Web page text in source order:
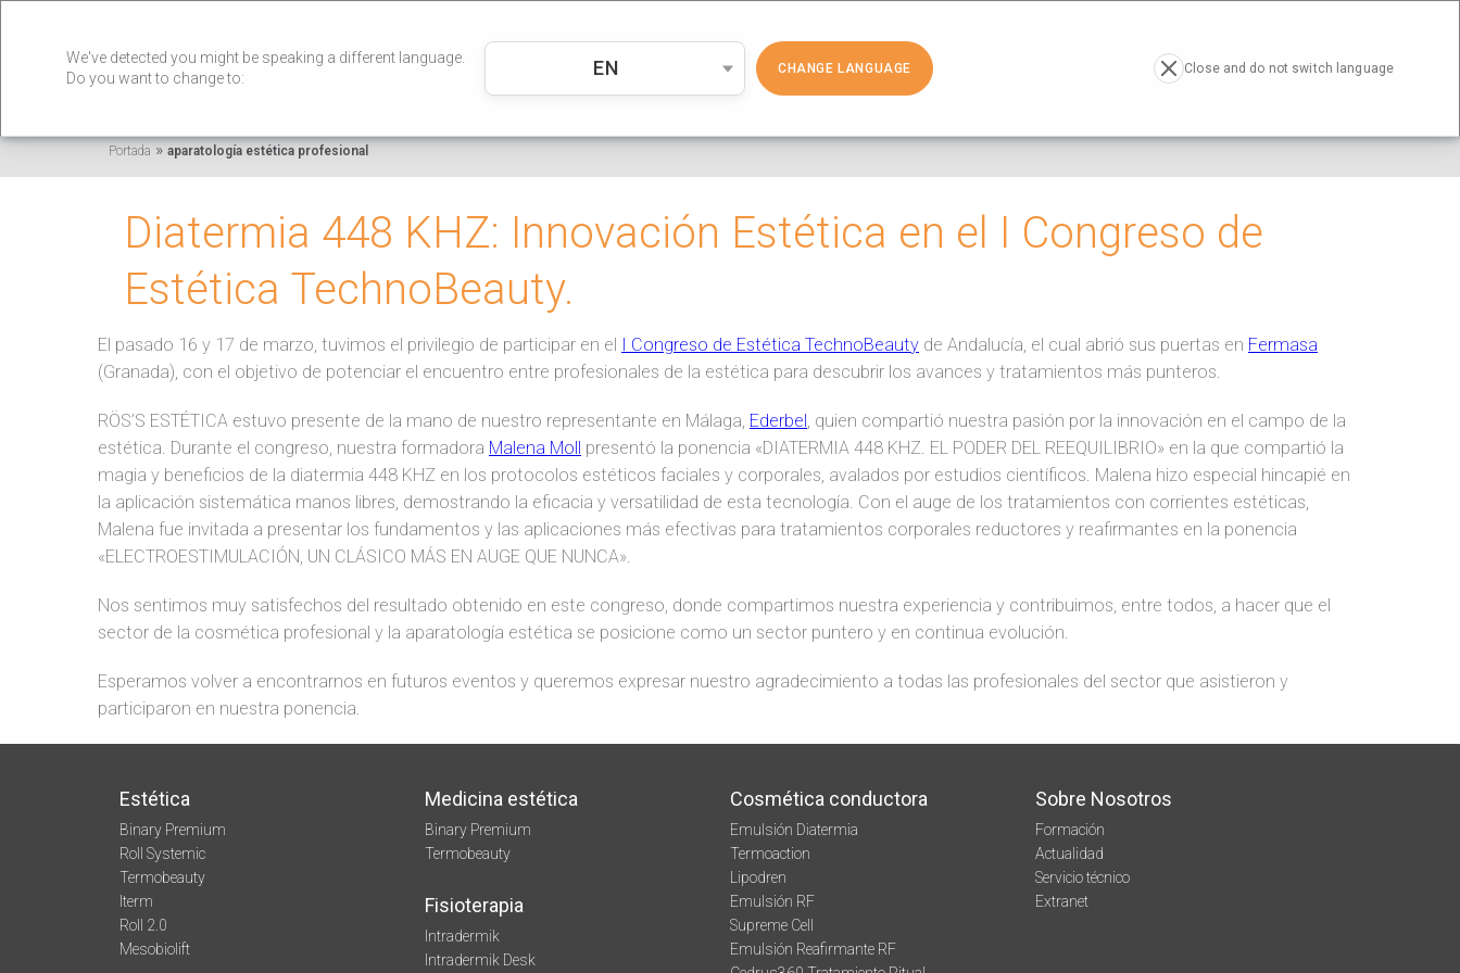
We've detected you might be speaking a different language.
Do you want to change to:
EN CHANGE LANGUAGE Close and do not switch language
COSMÉTICA CONTACTO
Portada»aparatología estética profesional
Diatermia 448 KHZ: Innovación Estética en el I Congreso de
Estética TechnoBeauty.
El pasado 16 y 17 de marzo, tuvimos el privilegio de participar en el I Congreso de Estética TechnoBeauty de Andalucía, el cual abrió sus puertas en Fermasa
(Granada), con el objetivo de potenciar el encuentro entre profesionales de la estética para descubrir los avances y tratamientos más punteros.
RÖS’S ESTÉTICA estuvo presente de la mano de nuestro representante en Málaga, Ederbel, quien compartió nuestra pasión por la innovación en el campo de la
estética. Durante el congreso, nuestra formadora Malena Moll presentó la ponencia «DIATERMIA 448 KHZ. EL PODER DEL REEQUILIBRIO» en la que compartió la
magia y beneficios de la diatermia 448 KHZ en los protocolos estéticos faciales y corporales, avalados por estudios científicos. Malena hizo especial hincapié en
la aplicación sistemática manos libres, demostrando la eficacia y versatilidad de esta tecnología. Con el auge de los tratamientos con corrientes estéticas,
Malena fue invitada a presentar los fundamentos y las aplicaciones más efectivas para tratamientos corporales reductores y reafirmantes en la ponencia
«ELECTROESTIMULACIÓN, UN CLÁSICO MÁS EN AUGE QUE NUNCA».
Nos sentimos muy satisfechos del resultado obtenido en este congreso, donde compartimos nuestra experiencia y contribuimos, entre todos, a hacer que el
sector de la cosmética profesional y la aparatología estética se posicione como un sector puntero y en continua evolución.
Esperamos volver a encontrarnos en futuros eventos y queremos expresar nuestro agradecimiento a todas las profesionales del sector que asistieron y
participaron en nuestra ponencia.
Estética
Binary Premium
Roll Systemic
Termobeauty
Iterm
Roll 2.0
Mesobiolift
Medicina estética
Binary Premium
Termobeauty
Fisioterapia
Intradermik
Intradermik Desk
Cosmética conductora
Emulsión Diatermia
Termoaction
Lipodren
Emulsión RF
Supreme Cell
Emulsión Reafirmante RF
Sobre Nosotros
Formación
Actualidad
Servicio técnico
Extranet